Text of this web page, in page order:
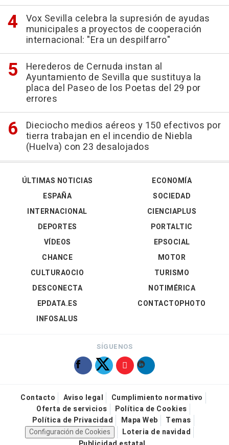
Vox Sevilla celebra la supresión de ayudas
municipales a proyectos de cooperación
internacional: "Era un despilfarro"
Herederos de Cernuda instan al
Ayuntamiento de Sevilla que sustituya la
placa del Paseo de los Poetas del 29 por
errores
Dieciocho medios aéreos y 150 efectivos por
tierra trabajan en el incendio de Niebla
(Huelva) con 23 desalojados
ÚLTIMAS NOTICIAS
ESPAÑA
INTERNACIONAL
DEPORTES
VÍDEOS
ECONOMÍA
SOCIEDAD
CIENCIAPLUS
PORTALTIC
EPSOCIAL
CHANCE
CULTURAOCIO
DESCONECTA
EPDATA.ES
INFOSALUS
MOTOR
TURISMO
NOTIMÉRICA
CONTACTOPHOTO
SÍGUENOS
Contacto Aviso legal
Cumplimiento normativo
Oferta de servicios
Política de Cookies
Política de Privacidad
Mapa Web
Temas
Configuración de Cookies
Loteria de navidad